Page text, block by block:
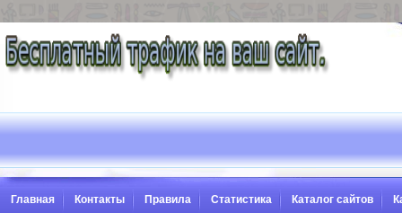
Главная Контакты Правила Статистика Каталог сайтов